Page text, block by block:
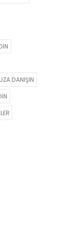
DANIŞIN